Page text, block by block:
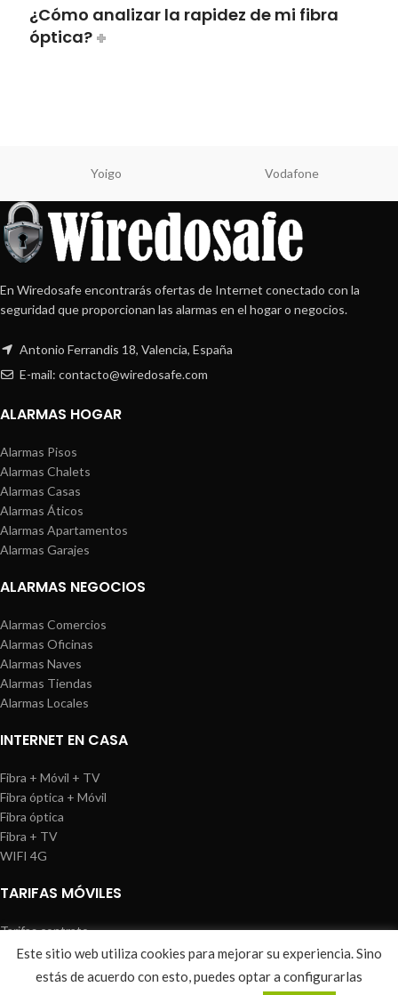
¿Cómo analizar la rapidez de mi fibra
óptica?
Yoigo Vodafone
En Wiredosafe encontrarás ofertas de Internet conectado con la
seguridad que proporcionan las alarmas en el hogar o negocios.
Antonio Ferrandis 18, Valencia, España
E-mail: contacto@wiredosafe.com
ALARMAS HOGAR
Alarmas Pisos
Alarmas Chalets
Alarmas Casas
Alarmas Áticos
Alarmas Apartamentos
Alarmas Garajes
ALARMAS NEGOCIOS
Alarmas Comercios
Alarmas Oficinas
Alarmas Naves
Alarmas Tiendas
Alarmas Locales
INTERNET EN CASA
Fibra + Móvil + TV
Fibra óptica + Móvil
Fibra óptica
Fibra + TV
WIFI 4G
TARIFAS MÓVILES
Tarifas contrato
Tarifas prepago
WIREDOSAFE Aviso Legal Política de Cookies |Sitemap
Este sitio web utiliza cookies para mejorar su experiencia. Sino
estás de acuerdo con esto, puedes optar a configurarlas